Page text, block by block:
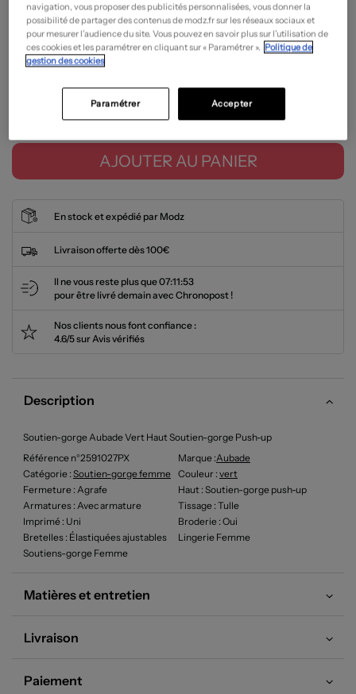
33,60€
Prix boutique : 112,00€ -70% ?
Tailles disponibles
AJOUTER AU PANIER
En stock et expédié par Modz
Livraison offerte dès 100€
Il ne vous reste plus que07:11:52
pour être livré demain avec Chronopost !
Nos clients nous font confiance :
4.6/5 sur Avis vérifiés
Description
Soutien-gorge Aubade Vert Haut Soutien-gorge Push-up
Référence n°2591027PX
Marque :Aubade
Catégorie : Soutien-gorge femme Couleur : vert
Fermeture : Agrafe Haut : Soutien-gorge push-up
Armatures : Avec armature Tissage : Tulle
Imprimé : Uni Broderie : Oui
Bretelles : Élastiquées ajustables
Lingerie Femme
Soutiens-gorge Femme
Matières et entretien
Livraison
Paiement
navigation, vous proposer des publicités personnalisées, vous donner la
possibilité de partager des contenus de modz.fr sur les réseaux sociaux et
pour mesurer l’audience du site. Vous pouvez en savoir plus sur l’utilisation de
ces cookies et les paramétrer en cliquant sur « Paramétrer ». Politique de
gestion des cookies
Accepter
Paramétrer